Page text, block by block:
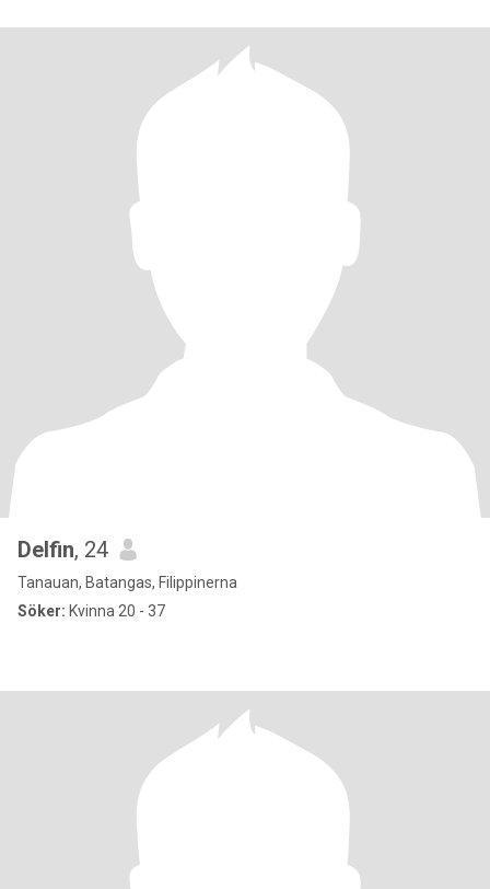
Delfin, 24
Tanauan, Batangas, Filippinerna
Söker: Kvinna 20 - 37